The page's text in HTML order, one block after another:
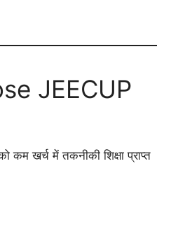
JEECUP
कम खर्च में तकनीकी शिक्षा प्राप्त